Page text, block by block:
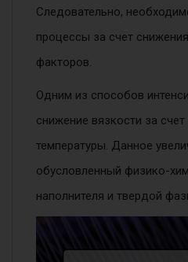
Следовательно,
процессы за счет
факторов.
Одним из способов
снижение вязкости за счет
температуры. Данное
обусловленный физико-
наполнителя и твердой